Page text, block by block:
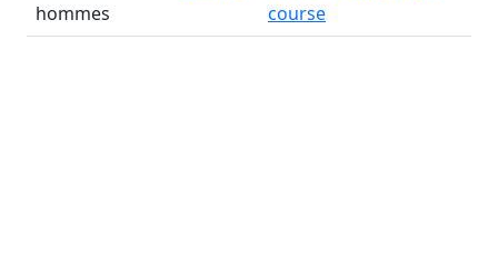
hommes
course